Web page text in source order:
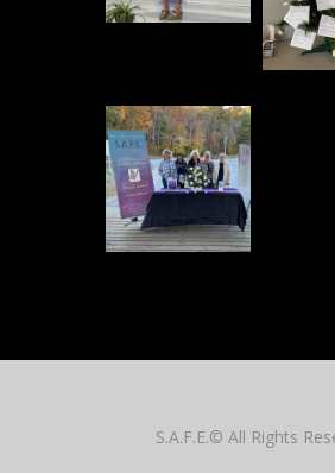
S.A.F.E.© All Rights